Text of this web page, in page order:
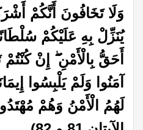
وَلَا تَخَافُونَ أَنَّكُمْ
يُنَزِّلْ بِهِ عَلَيْكُمْ
أَحَقُّ بِالْأَمْنِ ۖ إِنْ
آمَنُوا وَلَمْ يَلْبِسُوا
لَهُمُ الْأَمْنُ وَهُمْ